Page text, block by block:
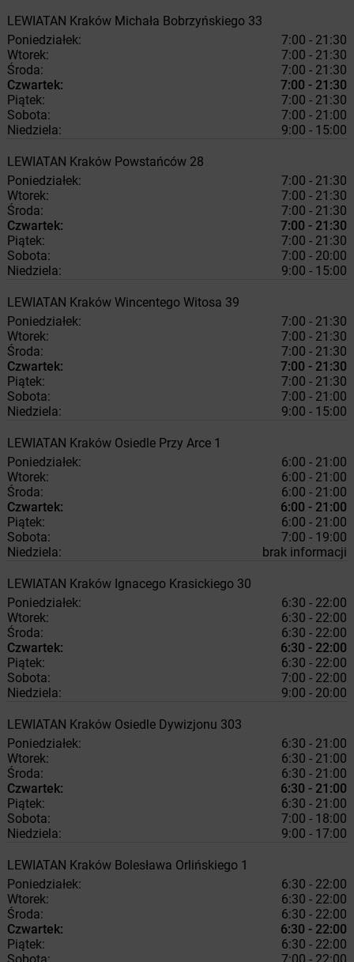
LEWIATAN Kraków Michała Bobrzyńskiego 33
Poniedziałek:
7:00 - 21:30
Wtorek:
7:00 - 21:30
Środa:
7:00 - 21:30
Czwartek:
7:00 - 21:30
Piątek:
7:00 - 21:30
Sobota:
7:00 - 21:00
Niedziela:
9:00 - 15:00
LEWIATAN Kraków Powstańców 28
Poniedziałek:
7:00 - 21:30
Wtorek:
7:00 - 21:30
Środa:
7:00 - 21:30
Czwartek:
7:00 - 21:30
Piątek:
7:00 - 21:30
Sobota:
7:00 - 20:00
Niedziela:
9:00 - 15:00
LEWIATAN Kraków Wincentego Witosa 39
Poniedziałek:
7:00 - 21:30
Wtorek:
7:00 - 21:30
Środa:
7:00 - 21:30
Czwartek:
7:00 - 21:30
Piątek:
7:00 - 21:30
Sobota:
7:00 - 21:00
Niedziela:
9:00 - 15:00
LEWIATAN Kraków Osiedle Przy Arce 1
Poniedziałek:
6:00 - 21:00
Wtorek:
6:00 - 21:00
Środa:
6:00 - 21:00
Czwartek:
6:00 - 21:00
Piątek:
6:00 - 21:00
Sobota:
7:00 - 19:00
Niedziela:
brak informacji
LEWIATAN Kraków Ignacego Krasickiego 30
Poniedziałek:
6:30 - 22:00
Wtorek:
6:30 - 22:00
Środa:
6:30 - 22:00
Czwartek:
6:30 - 22:00
Piątek:
6:30 - 22:00
Sobota:
7:00 - 22:00
Niedziela:
9:00 - 20:00
LEWIATAN Kraków Osiedle Dywizjonu 303
Poniedziałek:
6:30 - 21:00
Wtorek:
6:30 - 21:00
Środa:
6:30 - 21:00
Czwartek:
6:30 - 21:00
Piątek:
6:30 - 21:00
Sobota:
7:00 - 18:00
Niedziela:
9:00 - 17:00
LEWIATAN Kraków Bolesława Orlińskiego 1
Poniedziałek:
6:30 - 22:00
Wtorek:
6:30 - 22:00
Środa:
6:30 - 22:00
Czwartek:
6:30 - 22:00
Piątek:
6:30 - 22:00